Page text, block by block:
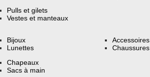
Pulls et gilets
Vestes et manteaux
Bijoux
Lunettes
Accessoires
Chaussures
Chapeaux
Sacs à main